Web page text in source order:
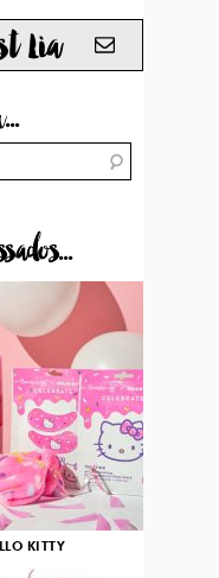
Lia
KITTY